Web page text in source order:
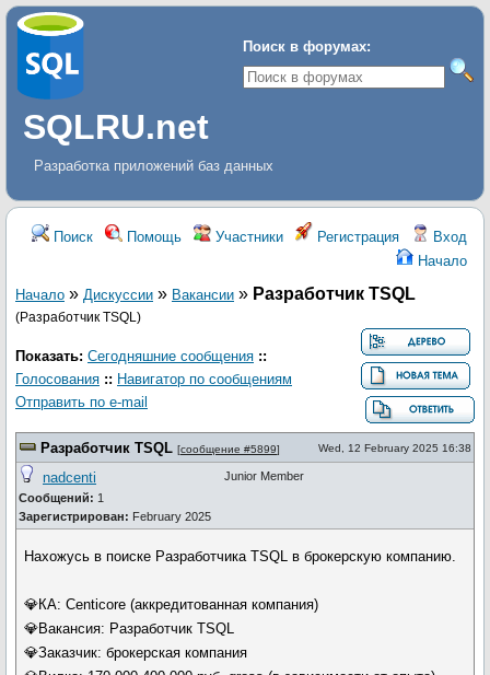
Поиск в форумах:
SQLRU.net
Разработка приложений баз данных
Поиск Помощь Участники Регистрация
Вход
Начало
Начало » Дискуcсии » Вакансии » Разработчик TSQL
(Разработчик TSQL)
Показать: Сегодняшние сообщения ::
Голосования :: Навигатор по сообщениям
Отправить по e-mail
Разработчик TSQL [сообщение #5899] Wed, 12 February 2025 16:38
nadcenti
Сообщений: 1
Зарегистрирован: February 2025
Junior Member
Нахожусь в поиске Разработчика TSQL в брокерскую компанию.
💎КА: Centicore (аккредитованная компания)
💎Вакансия: Разработчик TSQL
💎Заказчик: брокерская компания